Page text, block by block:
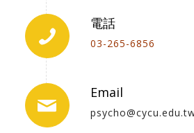
電話
03-265-6856
Email